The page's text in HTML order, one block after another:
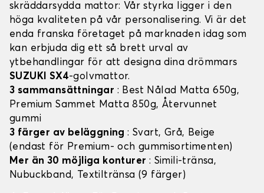
skräddarsydda mattor: Vår styrka ligger i den
höga kvaliteten på vår personalisering. Vi är det
enda franska företaget på marknaden idag som
kan erbjuda dig ett så brett urval av
ytbehandlingar för att designa dina drömmars
SUZUKI SX4-golvmattor.
3 sammansättningar : Best Nålad Matta 650g,
Premium Sammet Matta 850g, Återvunnet
gummi
3 färger av beläggning: Svart, Grå, Beige
(endast för Premium- och gummisortimenten)
Mer än 30 möjliga konturer : Simili-tränsa,
Nubuckband, Textiltränsa (9 färger)